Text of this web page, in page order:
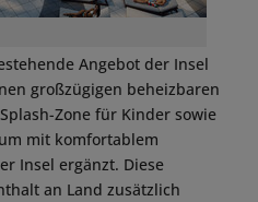
Angebot der Insel
großzügigen beheizbaren
Zone für Kinder sowie
mit komfortablem
Insel ergänzt. Diese
an Land zusätzlich